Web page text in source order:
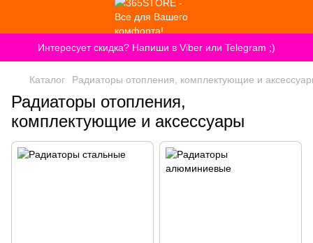
Интересует скидка? Напиши в Viber или Telegram ;)
Каталог Радиаторы отопления, комплектующие и
Радиаторы отопления,
комплектующие и аксессуары